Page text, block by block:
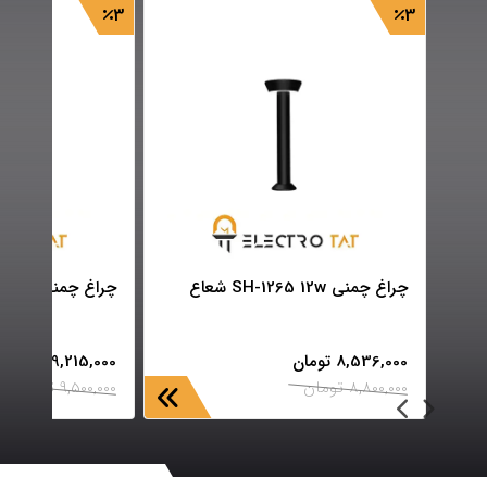
3
چراغ چمنی SH-1265 12w شعاع
8,536,000 تومان
8,800,000 تومان
3
چراغ چمنی SH-1268 12w شعاع
9,215,000
9,500,000 تومان